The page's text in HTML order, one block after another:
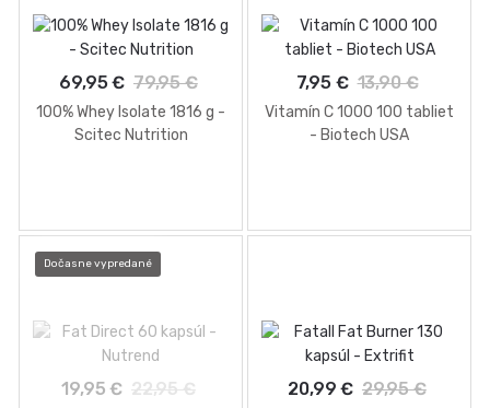
69,95 € 79,95 €
100% Whey Isolate 1816 g -
Scitec Nutrition
7,95 € 13,90 €
Vitamín C 1000 100 tabliet
- Biotech USA
Dočasne vypredané
19,95 € 22,95 € 20,99 € 29,95 €